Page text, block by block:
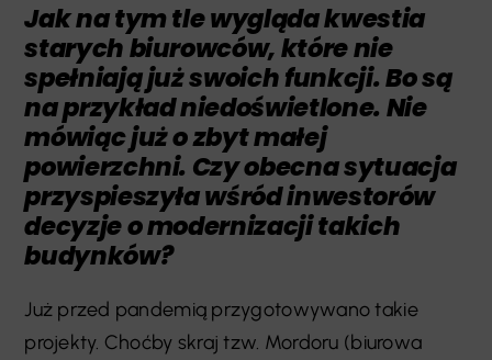
Jak na tym tle wygląda kwestia
starych biurowców, które nie
spełniają już swoich funkcji. Bo są
na przykład niedoświetlone. Nie
mówiąc już o zbyt małej
powierzchni. Czy obecna sytuacja
przyspieszyła wśród inwestorów
decyzje o modernizacji takich
budynków?
Już przed pandemią przygotowywano takie
projekty. Choćby skraj tzw. Mordoru (biurowa